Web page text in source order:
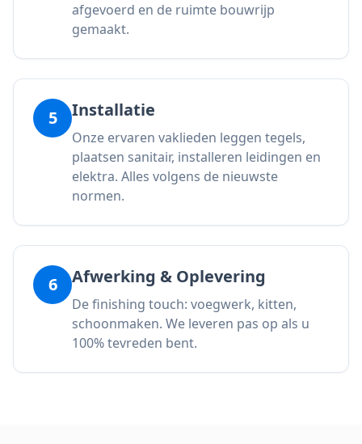
afgevoerd en de ruimte bouwrijp
gemaakt.
5 Installatie
Onze ervaren vaklieden leggen tegels,
plaatsen sanitair, installeren leidingen en
elektra. Alles volgens de nieuwste
normen.
6 Afwerking & Oplevering
De finishing touch: voegwerk, kitten,
schoonmaken. We leveren pas op als u
100% tevreden bent.